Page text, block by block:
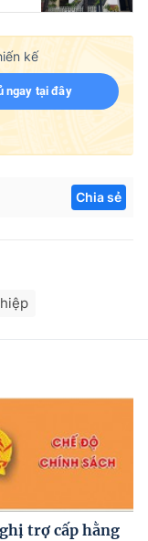
kế
ngay tại đây
Chia sẻ
trợ cấp hằng